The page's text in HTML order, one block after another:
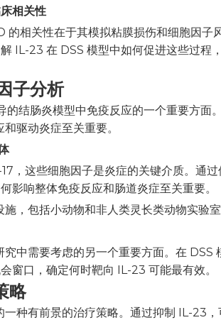
相关性
的相关性在于其模拟粘膜损伤和细胞因
IL-23 在 DSS 模型中如何促进这些过
子分析
的结肠炎模型中免疫反应的一个重要方
驱动炎症至关重要。
，这些细胞因子是炎症的关键介质。通
影响整体免疫反应和肠道炎症至关重要。
，包括小动物和非人类灵长类动物实验
中需要考虑的另一个重要方面。在
窗口，确定何时靶向 IL-23 可能最有效。
略
种有前景的治疗策略。通过抑制 IL-23